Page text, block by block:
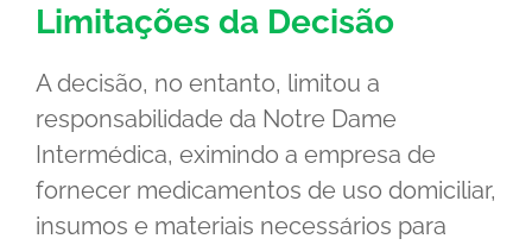
Limitações da Decisão
A decisão, no entanto, limitou a
responsabilidade da Notre Dame
Intermédica, eximindo a empresa de
fornecer medicamentos de uso domiciliar,
insumos e materiais necessários para